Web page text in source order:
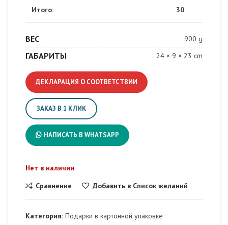
Итого: 30
ВЕС 900 g
ГАБАРИТЫ 24 × 9 × 23 cm
ДЕКЛАРАЦИЯ О СООТВЕТСТВИИ
ЗАКАЗ В 1 КЛИК
НАПИСАТЬ В WHATSAPP
Нет в наличии
Сравнение
Добавить в Список желаний
Категория: Подарки в картонной упаковке